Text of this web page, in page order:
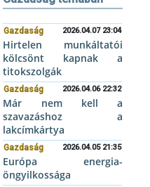
Gazdaság 2026.04.07 23:04
Hirtelen munkáltatói
kölcsönt kapnak a
titokszolgák
Gazdaság 2026.04.06 22:32
Már nem kell a
szavazáshoz a
lakcímkártya
Gazdaság 2026.04.05 21:35
Európa energia-
öngyilkossága